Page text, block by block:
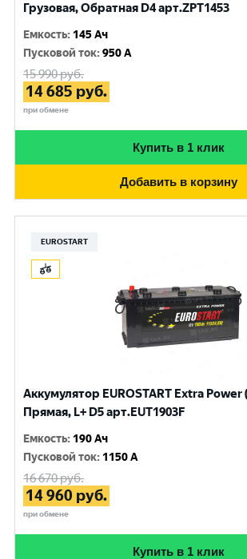
Грузовая, Обратная D4 арт.ZPT1453
Емкость: 145 Ач
Пусковой ток:950 A
15 990руб.
14 685 руб.
при обмене
Купить в 1 клик
Добавить в корзину
EUROSTART
Аккумулятор EUROSTART Extra Power
Прямая, L+ D5 арт.EUT1903F
Емкость: 190 Ач
Пусковой ток: 1150 A
16 670руб.
14 960 руб.
при обмене
Купить в 1 клик